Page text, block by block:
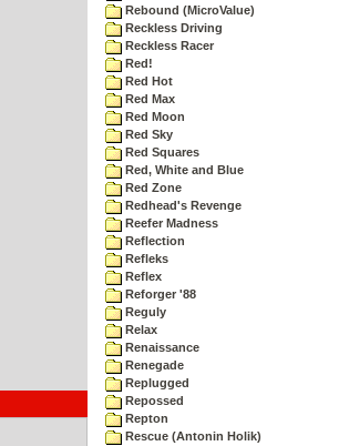
Rebound (MicroValue)
Reckless Driving
Reckless Racer
Red!
Red Hot
Red Max
Red Moon
Red Sky
Red Squares
Red, White and Blue
Red Zone
Redhead's Revenge
Reefer Madness
Reflection
Refleks
Reflex
Reforger '88
Reguly
Relax
Renaissance
Renegade
Replugged
Repossed
Repton
Rescue (Antonin Holik)